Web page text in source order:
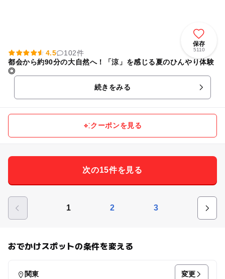
保存
5110
4.5
102件
都会から約90分の大自然へ！「涼」を感じる夏のひんやり体験
◎
続きをみる
クーポンを見る
次の15件を見る
1 2 3
おでかけスポットの条件を変える
関東 変更